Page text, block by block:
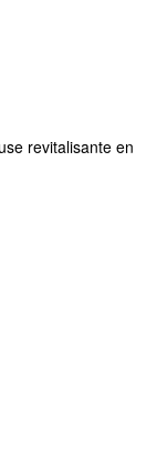
revitalisante en